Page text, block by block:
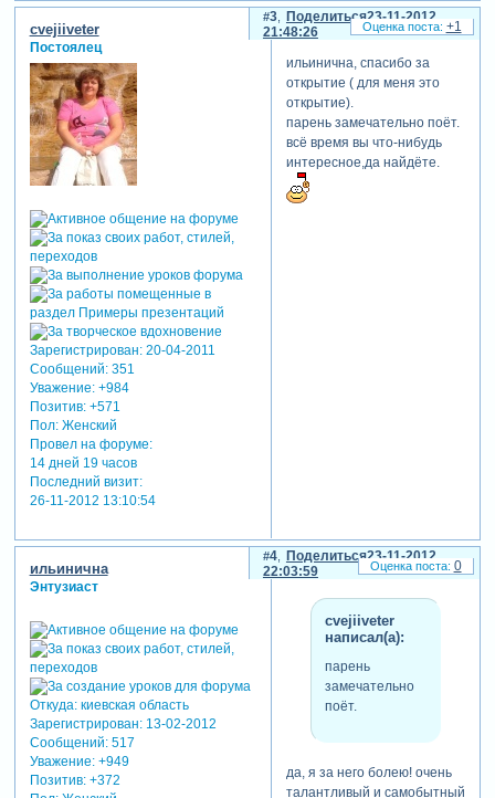
Поделиться
3
23-11-2012
21:48:26
cvejiiveter
Постоялец
Зарегистрирован: 20-04-2011
Сообщений:351
Уважение: +984
Позитив: +571
Пол:Женский
Провел на форуме:
14 дней 19 часов
Последний визит:
26-11-2012 13:10:54
ильинична, спасибо за
открытие ( для меня это
открытие).
парень замечательно поёт.
всё время вы что-нибудь
интересное,да найдёте.
+1
Поделиться
4
23-11-2012
22:03:59
ильинична
Энтузиаст
Откуда:киевская область
Зарегистрирован: 13-02-2012
Сообщений:517
Уважение: +949
Позитив: +372
cvejiiveter
написал(а):
парень
замечательно
поёт.
да, я за него болею! очень
талантливый и самобытный
0